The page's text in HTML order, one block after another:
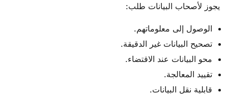
يجوز لأصحاب البيانات طلب:
الوصول إلى معلوماتهم.
تصحيح البيانات غير الدقيقة.
محو البيانات عند الاقتضاء.
تقييد المعالجة.
قابلية نقل البيانات.